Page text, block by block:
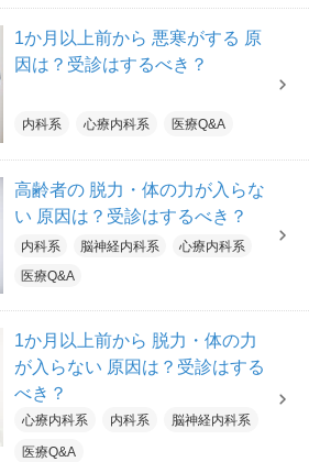
1か月以上前から 悪寒がする 原
因は？受診はするべき？
内科系 心療内科系 医療Q&A
高齢者の 脱力・体の力が入らな
い 原因は？受診はするべき？
内科系 脳神経内科系
心療内科系
医療Q&A
1か月以上前から 脱力・体の力
が入らない 原因は？受診はする
べき？
心療内科系 内科系 脳神経内科系
医療Q&A